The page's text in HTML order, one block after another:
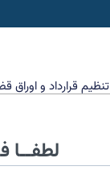
تنظیم قرارداد و اوراق
لطفــا